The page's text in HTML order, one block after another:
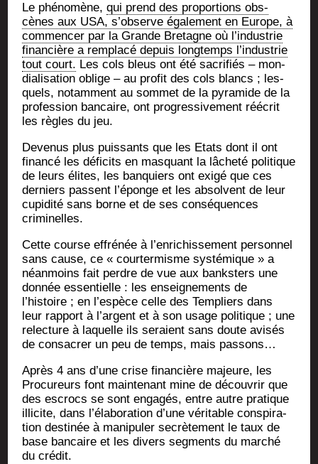
Le phé­no­mène,qui prend des pro­por­tions obs­
cènes aux USA, s’observe éga­le­ment en Europe, à
com­men­cer par la Grande Bre­tagne où l’industrie
finan­cière a rem­pla­cé depuis long­temps l’industrie
tout court. Les cols bleus ont été sacri­fiés – mon­
dia­li­sa­tion oblige – au pro­fit des cols blancs ; les­
quels, notam­ment au som­met de la pyra­mide de la
pro­fes­sion ban­caire, ont pro­gres­si­ve­ment réécrit
les règles du jeu.
Deve­nus plus puis­sants que les Etats dont il ont
finan­cé les défi­cits en mas­quant la lâche­té poli­tique
de leurs élites, les ban­quiers ont exi­gé que ces
der­niers passent l’éponge et les absolvent de leur
cupi­di­té sans borne et de ses consé­quences
criminelles.
Cette course effré­née à l’enrichissement per­son­nel
sans cause, ce « cour­ter­misme sys­té­mique » a
néan­moins fait perdre de vue aux banks­ters une
don­née essen­tielle : les ensei­gne­ments de
l’histoire ; en l’espèce celle des Tem­pliers dans
leur rap­port à l’argent et à son usage poli­tique ; une
relec­ture à laquelle ils seraient sans doute avi­sés
de consa­crer un peu de temps, mais passons…
Après 4 ans d’une crise finan­cière majeure, les
Pro­cu­reurs font main­te­nant mine de décou­vrir que
des escrocs se sont enga­gés, entre autre pra­tique
illi­cite, dans l’élaboration d’une véri­table conspi­ra­
tion des­ti­née à mani­pu­ler secrè­te­ment le taux de
base ban­caire et les divers seg­ments du mar­ché
du crédit.